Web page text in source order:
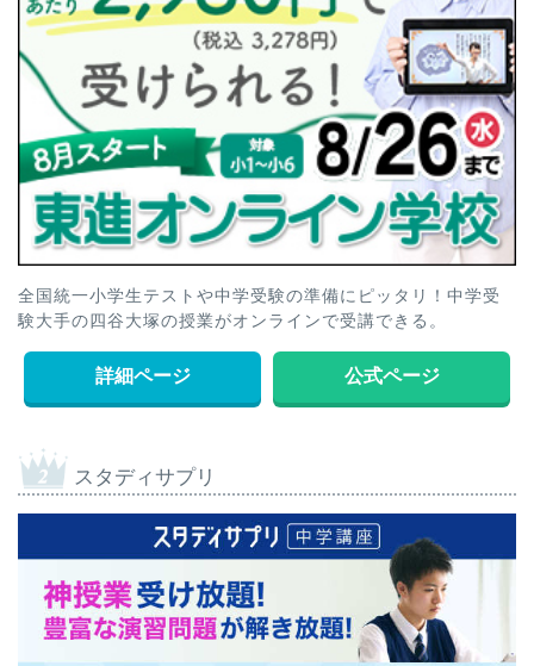
全国統一小学生テストや中学受験の準備にピッタリ！中学受
験大手の四谷大塚の授業がオンラインで受講できる。
詳細ページ 公式ページ
スタディサプリ